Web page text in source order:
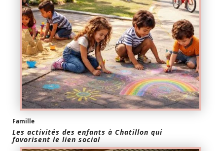
Famille
Les activités des enfants à Chatillon qui
favorisent le lien social